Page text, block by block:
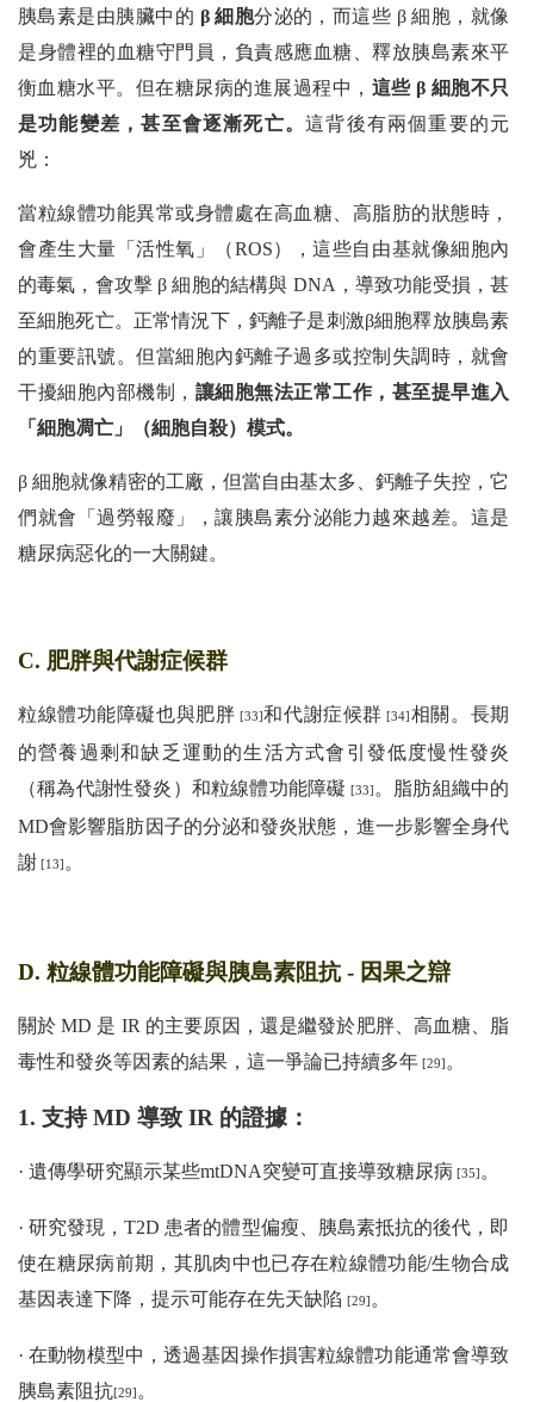
胰島素是由胰臟中的 β 細胞分泌的，而這些 β 細胞，就像
是身體裡的血糖守門員，負責感應血糖、釋放胰島素來平
衡血糖水平。但在糖尿病的進展過程中， 這些 β 細胞不只
是功能變差，甚至會逐漸死亡。這背後有兩個重要的元
兇：
當粒線體功能異常或身體處在高血糖、高脂肪的狀態時，
會產生大量「活性氧」（ROS），這些自由基就像細胞內
的毒氣，會攻擊 β 細胞的結構與 DNA，導致功能受損，甚
至細胞死亡。正常情況下，鈣離子是刺激β細胞釋放胰島素
的重要訊號。但當細胞內鈣離子過多或控制失調時，就會
干擾細胞內部機制， 讓細胞無法正常工作，甚至提早進入
「細胞凋亡」（細胞自殺）模式。
β 細胞就像精密的工廠，但當自由基太多、鈣離子失控，它
們就會「過勞報廢」，讓胰島素分泌能力越來越差。這是
糖尿病惡化的一大關鍵。
C. 肥胖與代謝症候群
粒線體功能障礙也與肥胖 [33]和代謝症候群 [34] 相關。長期
的營養過剩和缺乏運動的生活方式會引發低度慢性發炎
（稱為代謝性發炎）和粒線體功能障礙 [33] 。脂肪組織中的
MD會影響脂肪因子的分泌和發炎狀態，進一步影響全身代
謝 [13] 。
D. 粒線體功能障礙與胰島素阻抗 - 因果之辯
關於 MD 是 IR 的主要原因，還是繼發於肥胖、高血糖、脂
毒性和發炎等因素的結果，這一爭論已持續多年 [29] 。
1. 支持 MD 導致 IR 的證據：
· 遺傳學研究顯示某些mtDNA突變可直接導致糖尿病 [35] 。
· 研究發現，T2D 患者的體型偏瘦、胰島素抵抗的後代，即
使在糖尿病前期，其肌肉中也已存在粒線體功能/生物合成
基因表達下降，提示可能存在先天缺陷 [29] 。
· 在動物模型中，透過基因操作損害粒線體功能通常會導致
胰島素阻抗[29] 。